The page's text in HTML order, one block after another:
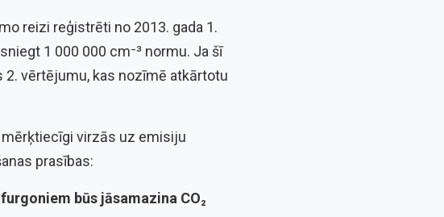
reizi reģistrēti no 2013. gada 1.
1 000 000 cm⁻³ normu. Ja šī
vērtējumu, kas nozīmē atkārtotu
mērķtiecīgi virzās uz emisiju
prasības:
būs jāsamazina CO₂